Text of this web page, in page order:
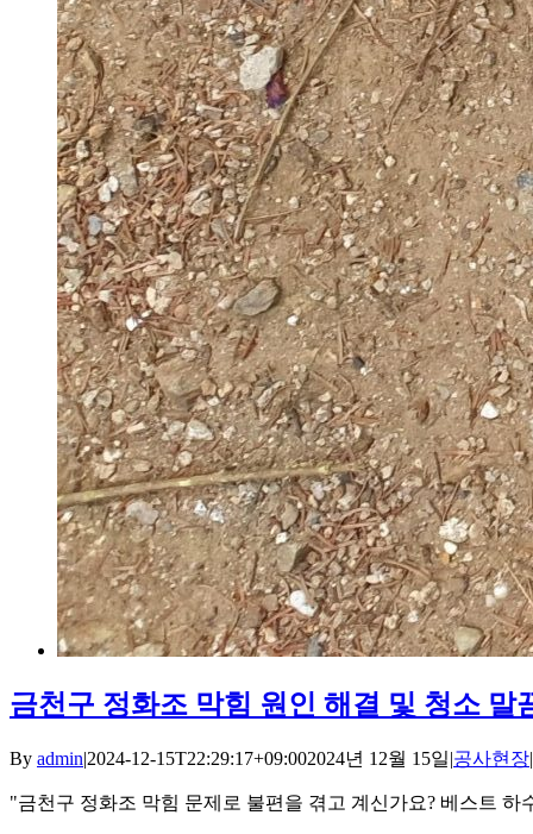
금천구 정화조 막힘 원인 해결 및 청소 말
By admin|2024-12-15T22:29:17+09:002024년 12월 15일|공사현장|
"금천구 정화조 막힘 문제로 불편을 겪고 계신가요? 베스트 하